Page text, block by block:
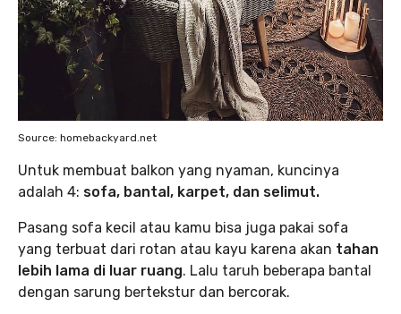
Source: homebackyard.net
Untuk membuat balkon yang nyaman, kuncinya
adalah 4: sofa, bantal, karpet, dan selimut.
Pasang sofa kecil atau kamu bisa juga pakai sofa
yang terbuat dari rotan atau kayu karena akan tahan
lebih lama di luar ruang. Lalu taruh beberapa bantal
dengan sarung bertekstur dan bercorak.